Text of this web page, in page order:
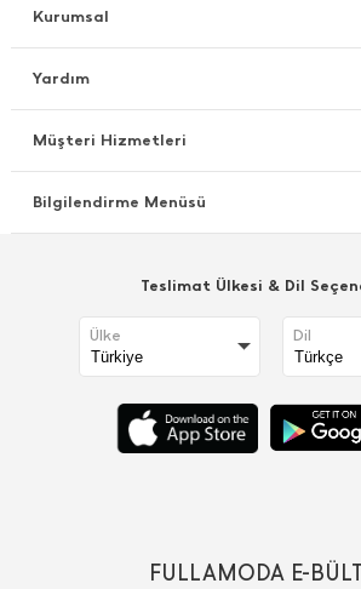
Kurumsal
Yardım
Müşteri Hizmetleri
Bilgilendirme Menüsü
Teslimat Ülkesi & Dil
Ülke Dil
FULLAMODA E-